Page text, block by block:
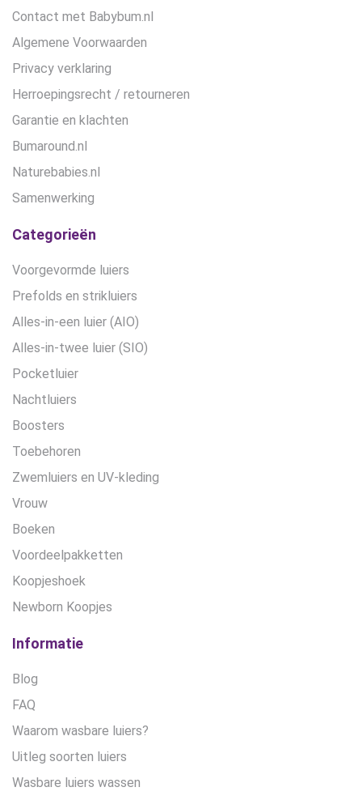
Contact met Babybum.nl
Algemene Voorwaarden
Privacy verklaring
Herroepingsrecht / retourneren
Garantie en klachten
Bumaround.nl
Naturebabies.nl
Samenwerking
Categorieën
Voorgevormde luiers
Prefolds en strikluiers
Alles-in-een luier (AIO)
Alles-in-twee luier (SIO)
Pocketluier
Nachtluiers
Boosters
Toebehoren
Zwemluiers en UV-kleding
Vrouw
Boeken
Voordeelpakketten
Koopjeshoek
Newborn Koopjes
Informatie
Blog
FAQ
Waarom wasbare luiers?
Uitleg soorten luiers
Wasbare luiers wassen